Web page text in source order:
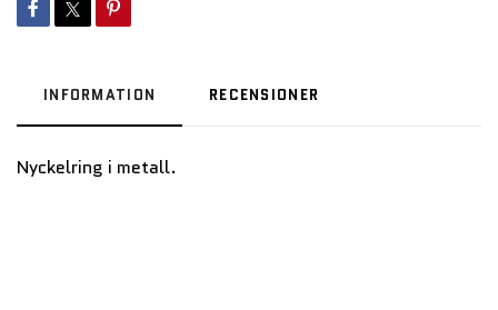
INFORMATION RECENSIONER
Nyckelring i metall.